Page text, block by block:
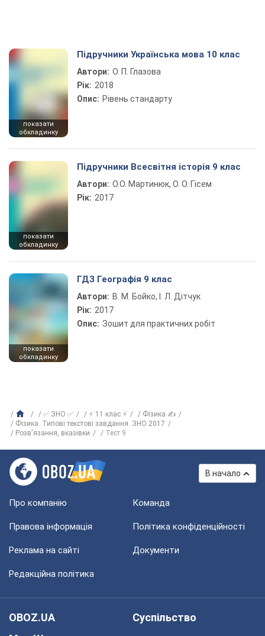
показати
обкладинку
Підручники Українська мова 10 клас
Автори: О. П. Глазова
Рік: 2018
Опис: Рівень стандарту
показати
обкладинку
Підручники Всесвітня історія 9 клас
Автори: О.О. Мартинюк, О. О. Гісем
Рік: 2017
показати
обкладинку
ГДЗ Географія 9 клас
Автори: В. М. Бойко, І. Л. Дітчук
Рік: 2017
Опис: Зошит для практичних робіт
✅ ЗНО ✅ ⚡ 11 клас ⚡
Фізика ✍
Фізика. Типові текстові завдання. ЗНО 2017
Розв'язання, вказівки
Тест 9
В начало
Про компанію Команда
Правова інформація Політика конфіденційності
Реклама на сайті Документи
Редакційна політика
OBOZ.UA
Суспільство